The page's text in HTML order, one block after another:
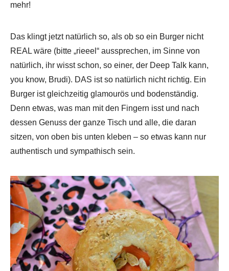
mehr!
Das klingt jetzt natürlich so, als ob so ein Burger nicht
REAL wäre (bitte „rieeel“ aussprechen, im Sinne von
natürlich, ihr wisst schon, so einer, der Deep Talk kann,
you know, Brudi). DAS ist so natürlich nicht richtig. Ein
Burger ist gleichzeitig glamourös und bodenständig.
Denn etwas, was man mit den Fingern isst und nach
dessen Genuss der ganze Tisch und alle, die daran
sitzen, von oben bis unten kleben – so etwas kann nur
authentisch und sympathisch sein.